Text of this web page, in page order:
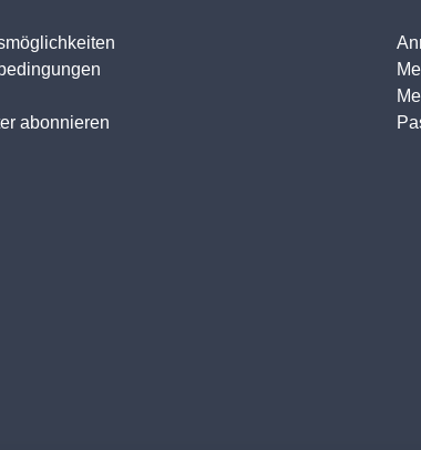
abonnieren